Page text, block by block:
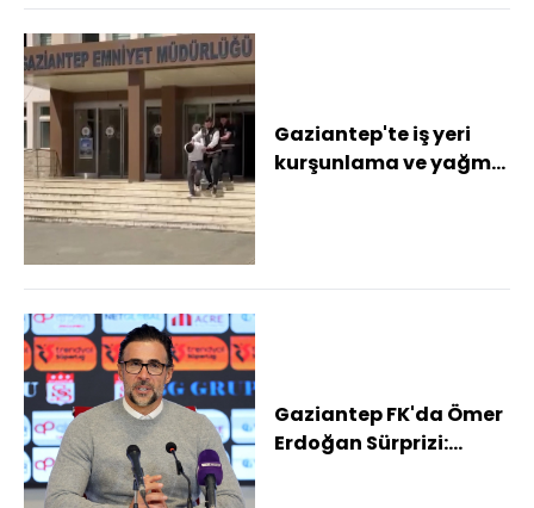
Gaziantep'te iş yeri
kurşunlama ve yağma
Gaziantep FK'da Ömer
Erdoğan Sürprizi: